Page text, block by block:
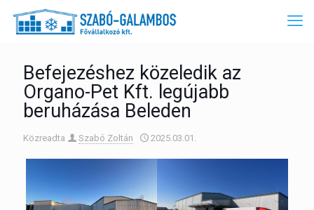
Befejezéshez közeledik az
Organo-Pet Kft. legújabb
beruházása Beleden
Közreadta Szabó Zoltán 2025.03.01.